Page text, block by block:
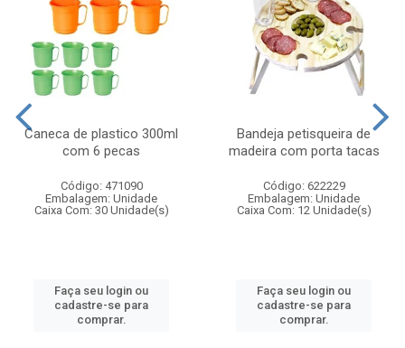
Caneca de plastico 300ml
com 6 pecas
Código: 471090
Embalagem: Unidade
Caixa Com: 30 Unidade(s)
Faça seu login ou
cadastre-se para
comprar.
Bandeja petisqueira de
madeira com porta tacas
Código: 622229
Embalagem: Unidade
Caixa Com: 12 Unidade(s)
Faça seu login ou
cadastre-se para
comprar.